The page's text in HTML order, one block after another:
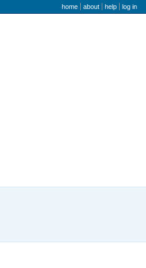
user menu
home about help log in